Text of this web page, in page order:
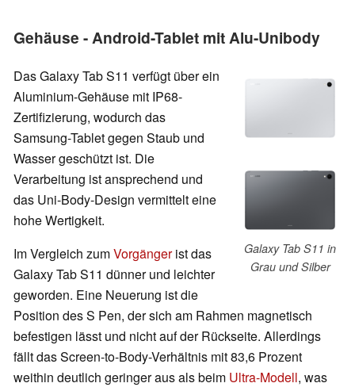
Gehäuse - Android-Tablet mit Alu-Unibody
Galaxy Tab S11 in
Grau und Silber
Das Galaxy Tab S11 verfügt über ein
Aluminium-Gehäuse mit IP68-
Zertifizierung, wodurch das
Samsung-Tablet gegen Staub und
Wasser geschützt ist. Die
Verarbeitung ist ansprechend und
das Uni-Body-Design vermittelt eine
hohe Wertigkeit.
Im Vergleich zumVorgängerist das
Galaxy Tab S11 dünner und leichter
geworden. Eine Neuerung ist die
Position des S Pen, der sich am Rahmen magnetisch
befestigen lässt und nicht auf der Rückseite. Allerdings
fällt das Screen-to-Body-Verhältnis mit 83,6 Prozent
weithin deutlich geringer aus als beim Ultra-Modell, was